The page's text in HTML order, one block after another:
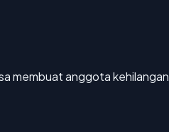
membuat anggota kehilangan